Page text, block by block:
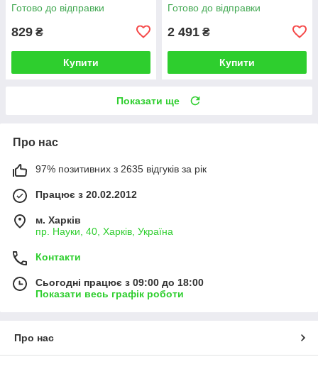
Готово до відправки
829 ₴
Купити
Готово до відправки
2 491 ₴
Купити
Показати ще
Про нас
97% позитивних з 2635 відгуків за рік
Працює з 20.02.2012
м. Харків
пр. Науки, 40, Харків, Україна
Контакти
Сьогодні працює з 09:00 до 18:00
Показати весь графік роботи
Про нас